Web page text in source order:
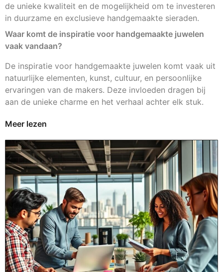
de unieke kwaliteit en de mogelijkheid om te investeren
in duurzame en exclusieve handgemaakte sieraden.
Waar komt de inspiratie voor handgemaakte juwelen
vaak vandaan?
De inspiratie voor handgemaakte juwelen komt vaak uit
natuurlijke elementen, kunst, cultuur, en persoonlijke
ervaringen van de makers. Deze invloeden dragen bij
aan de unieke charme en het verhaal achter elk stuk.
Meer lezen